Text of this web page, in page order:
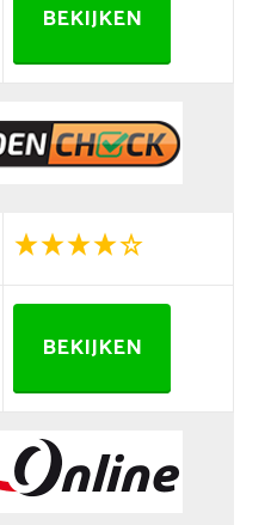
BEKIJKEN
BEKIJKEN